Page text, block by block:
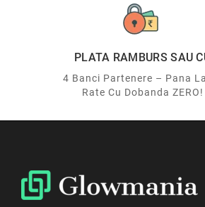
PLATA RAMBURS SAU
4 Banci Partenere – Pana
Rate Cu Dobanda ZERO!